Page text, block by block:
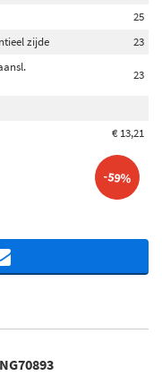
25
zijde
23
23
€ 13,21
-59%